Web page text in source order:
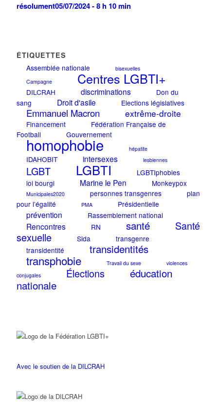
résolument05/07/2024 - 8 h 10 min
ÉTIQUETTES
Assemblée nationale
bisexuelles
Campagne
Centres LGBTI+
DILCRAH discriminations
Don du
sang
Droit d'asile Elections législatives
Emmanuel Macron extrême-droite
Financement
Fédération Française de
Football
Gouvernement
homophobie hépatite
IDAHOBIT intersexes lesbiennes
LGBT LGBTI
LGBTIphobies
loi bourgi
Marine le Pen Monkeypox
Municipales2020 personnes transgenres
plan
pour l’égalité
PMA Présidentielle
prévention Rassemblement national
Rencontres RN santé
Santé
sexuelle
Sida
transgenre
transidentité
transidentités
transphobie Travail du sexe
violences
conjugales
Élections
éducation
nationale
Avec le soutien de la DILCRAH